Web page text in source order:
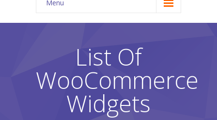
Menu
Főoldal
-- Óvodánk bemutatása
-- Elismerések
-- Csoportok
List Of
WooCommerce
Widgets